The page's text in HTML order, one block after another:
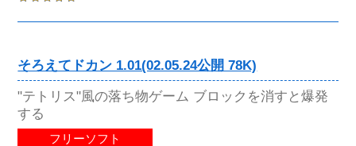
そろえてドカン 1.01(02.05.24公開 78K)
"テトリス"風の落ち物ゲーム ブロックを消すと爆発
する
フリーソフト